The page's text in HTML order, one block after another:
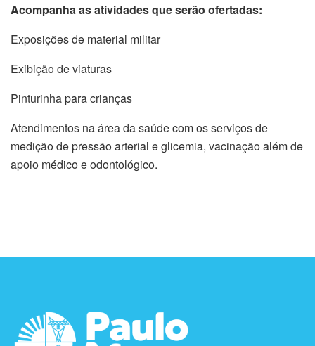
Acompanha as atividades que serão ofertadas:
Exposições de material militar
Exibição de viaturas
Pinturinha para crianças
Atendimentos na área da saúde com os serviços de
medição de pressão arterial e glicemia, vacinação além de
apoio médico e odontológico.